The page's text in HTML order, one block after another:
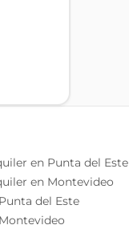
en Punta del Este
en Montevideo
del Este